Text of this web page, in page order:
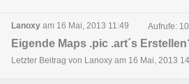
Lanoxy am 16 Mai, 2013 11:49 Aufrufe:
Eigende Maps .pic .art´s
Letzter Beitrag von Lanoxy am 16 Mai, 2013